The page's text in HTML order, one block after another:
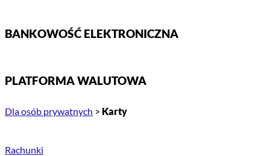
BANKOWOŚĆ ELEKTRONICZNA
PLATFORMA WALUTOWA
Dla osób prywatnych > Karty
Rachunki